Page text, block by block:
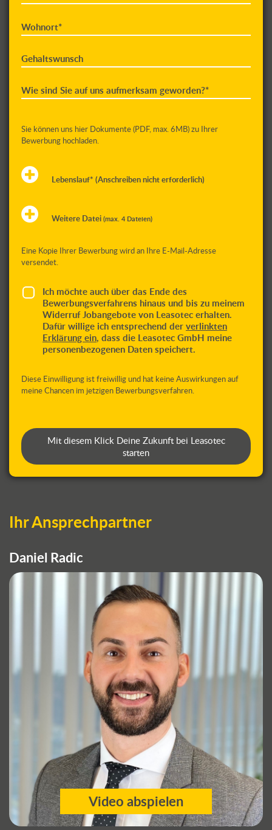
Wohnort*
Gehaltswunsch
Wie sind Sie auf uns aufmerksam geworden?*
Sie können uns hier Dokumente (PDF, max. 6MB) zu Ihrer
Bewerbung hochladen.
Lebenslauf* (Anschreiben nicht erforderlich)
Weitere Datei (max. 4 Dateien)
Eine Kopie Ihrer Bewerbung wird an Ihre E-Mail-Adresse
versendet.
Ich möchte auch über das Ende des
Bewerbungsverfahrens hinaus und bis zu meinem
Widerruf Jobangebote von Leasotec erhalten.
Dafür willige ich entsprechend derverlinkten
Erklärung ein, dass die Leasotec GmbH meine
personenbezogenen Daten speichert.
Diese Einwilligung ist freiwillig und hat keine Auswirkungen auf
meine Chancen im jetzigen Bewerbungsverfahren.
Ihr Ansprechpartner
Daniel Radic
Video abspielen